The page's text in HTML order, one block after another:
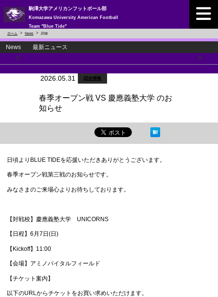
駒澤大学アメリカンフットボール部
Komazawa University American Football
Team "Blue Tide"
ホーム News 詳細
News 最新ニュース
< >
2026.05.31 試合情報
春季オープン戦 VS 慶應義塾大学 のお
知らせ
日頃よりBLUE TIDEを応援いただきありがとうございます。
春季オープン戦第三戦のお知らせです。
みなさまのご来場心よりお待ちしております。
【対戦校】慶應義塾大学 UNICORNS
【日程】6月7日(日)
【Kickoff】11:00
【会場】アミノバイタルフィールド
【チケット案内】
以下のURLからチケットをお買い求めいただけます。